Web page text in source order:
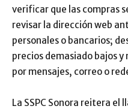
verificar que las compras
revisar la dirección web
personales o bancarios;
precios demasiado bajos
por mensajes, correo o
La SSPC Sonora reitera el